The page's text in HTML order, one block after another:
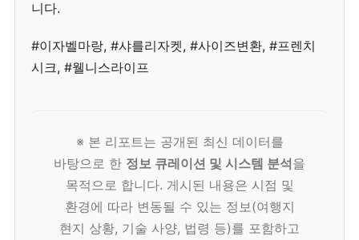
니다.
#이자벨마랑, #샤를리자켓, #사이즈변환, #프렌치
시크, #웰니스라이프
※ 본 리포트는 공개된 최신 데이터를
바탕으로 한 정보 큐레이션 및 시스템 분석을
목적으로 합니다. 게시된 내용은 시점 및
환경에 따라 변동될 수 있는 정보(여행지
현지 상황, 기술 사양, 법령 등)를 포함하고